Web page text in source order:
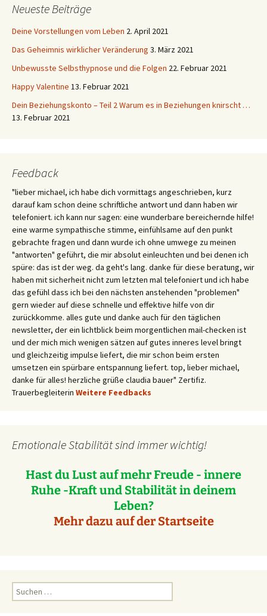
Neueste Beiträge
Deine Vorstellungen vom Leben 2. April 2021
Das Geheimnis wirklicher Veränderung 3. März 2021
Unbewusste Selbsthypnose und die Folgen 22. Februar 2021
Happy Valentine 13. Februar 2021
Dein Beziehungskonto – Teil 2 Warum es in Beziehungen knirscht …
13. Februar 2021
Feedback
"lieber michael, ich habe dich vormittags angeschrieben, kurz
darauf kam schon deine schriftliche antwort und dann haben wir
telefoniert. ich kann nur sagen: eine wunderbare bereichernde hilfe!
eine warme sympathische stimme, einfühlsame auf den punkt
gebrachte fragen und dann wurde ich ohne umwege zu meinen
"antworten" geführt, die mir absolut einleuchten und bei denen ich
spüre: das ist der weg. da geht's lang. danke für diese beratung, wir
haben mit sicherheit nicht zum letzten mal telefoniert und ich habe
das gefühl dass ich bei den nächsten anstehenden "problemen"
gern wieder auf diese schnelle und effektive hilfe von dir
zurückkomme. alles gute und danke auch für den täglichen
newsletter, der ein lichtblick beim morgentlichen mail-checken ist
und der mich mich wenigen sätzen auf gutes inneres level bringt
und gleichzeitig impulse liefert, die mir schon beim ersten
umsetzen ein spürbare entspannung liefert. top, lieber michael,
danke für alles! herzliche grüße claudia bauer" Zertifiz.
Trauerbegleiterin Weitere Feedbacks
Emotionale Stabilität sind immer wichtig!
Hast du Lust auf mehr Freude - innere
Ruhe -Kraft und Stabilität in deinem
Leben?
Mehr dazu auf der Startseite
Suchen
nach: